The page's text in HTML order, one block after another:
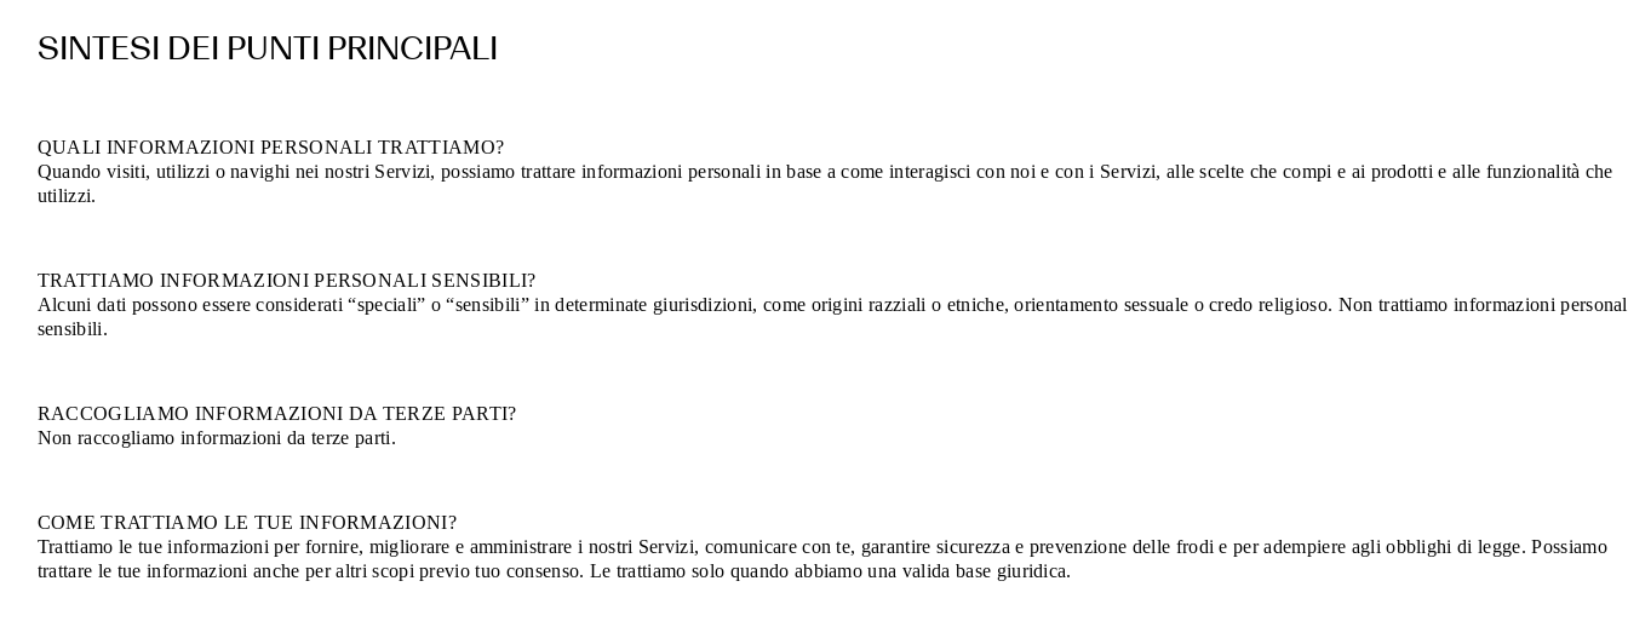
SINTESI DEI PUNTI PRINCIPALI
QUALI INFORMAZIONI PERSONALI TRATTIAMO?
Quando visiti, utilizzi o navighi nei nostri Servizi, possiamo trattare informazioni personali in base a come interagisci con noi e con i Servizi, alle scelte che compi e ai prodotti e alle funzionalità che
utilizzi.
TRATTIAMO INFORMAZIONI PERSONALI SENSIBILI?
Alcuni dati possono essere considerati “speciali” o “sensibili” in determinate giurisdizioni, come origini razziali o etniche, orientamento sessuale o credo religioso. Non trattiamo informazioni
sensibili.
RACCOGLIAMO INFORMAZIONI DA TERZE PARTI?
Non raccogliamo informazioni da terze parti.
COME TRATTIAMO LE TUE INFORMAZIONI?
Trattiamo le tue informazioni per fornire, migliorare e amministrare i nostri Servizi, comunicare con te, garantire sicurezza e prevenzione delle frodi e per adempiere agli obblighi di legge. Possiamo
trattare le tue informazioni anche per altri scopi previo tuo consenso. Le trattiamo solo quando abbiamo una valida base giuridica.